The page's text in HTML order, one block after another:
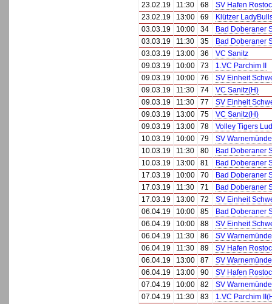
23.02.19
11:30 68
SV Hafen
23.02.19
13:00 69
Klützer
03.03.19
10:00 34
Bad Doberaner
03.03.19
11:30 35
Bad Doberaner
03.03.19
13:00 36
VC Sanitz
09.03.19
10:00 73
1.VC Parchim II
09.03.19
10:00 76
SV Einheit
09.03.19
11:30 74
VC Sanitz(H)
09.03.19
11:30 77
SV Einheit
09.03.19
13:00 75
VC Sanitz(H)
09.03.19
13:00 78
Volley Tigers
10.03.19
10:00 79
SV
10.03.19
11:30 80
Bad Doberaner
10.03.19
13:00 81
Bad Doberaner
17.03.19
10:00 70
Bad Doberaner
17.03.19
11:30 71
Bad Doberaner
17.03.19
13:00 72
SV Einheit
06.04.19
10:00 85
Bad Doberaner
06.04.19
10:00 88
SV Einheit
06.04.19
11:30 86
SV
06.04.19
11:30 89
SV Hafen
06.04.19
13:00 87
SV
06.04.19
13:00 90
SV Hafen
07.04.19
10:00 82
SV
07.04.19
11:30 83
1.VC Parchim